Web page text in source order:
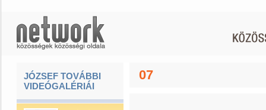
JÓZSEF TOVÁBBI
VIDEÓGALÉRIÁI
07